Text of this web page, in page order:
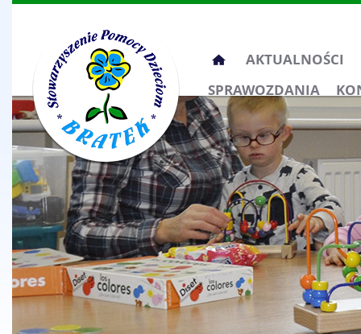
Przeskocz
do
treści
AKTUALNOŚCI
SPRAWOZDANIA